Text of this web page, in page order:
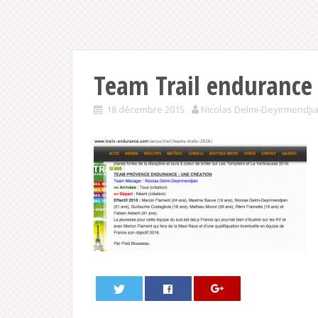
Team Trail
18 décembre 2015 Nicolas Delmi-